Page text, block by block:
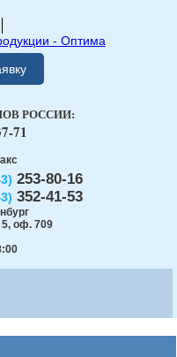
253-80-16
352-41-53
5, оф. 709
РОССИИ:
71